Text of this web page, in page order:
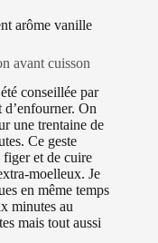
arôme vanille
avant cuisson
conseillée par
d’enfourner. On
une trentaine de
Ce geste
figer et de cuire
moelleux. Je
en même temps
minutes au
mais tout aussi